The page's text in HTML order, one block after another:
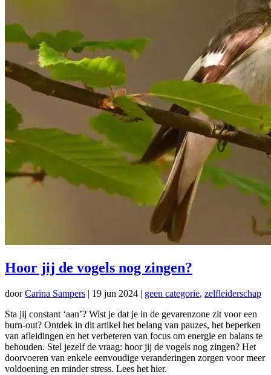
Hoor jij de vogels nog zingen?
doorCarina Sampers | 19 jun 2024 | geen categorie, zelfleiderschap
Sta jij constant ‘aan’? Wist je dat je in de gevarenzone zit voor een
burn-out? Ontdek in dit artikel het belang van pauzes, het beperken
van afleidingen en het verbeteren van focus om energie en balans te
behouden. Stel jezelf de vraag: hoor jij de vogels nog zingen? Het
doorvoeren van enkele eenvoudige veranderingen zorgen voor meer
voldoening en minder stress. Lees het hier.